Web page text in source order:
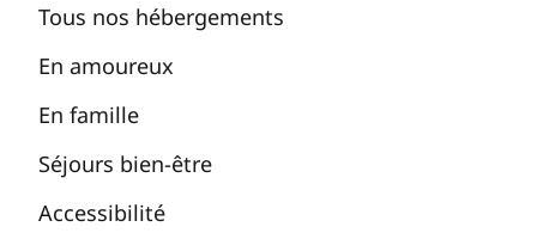
Tous nos hébergements
En amoureux
En famille
Séjours bien-être
Accessibilité